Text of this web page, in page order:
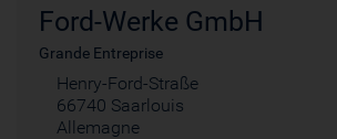
Ford-Werke GmbH
Grande Entreprise
Henry-Ford-Straße
66740 Saarlouis
Allemagne